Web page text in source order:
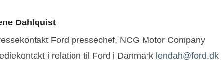
Dahlquist
Ford pressechef, NCG Motor Company
i relation til Ford i Danmark lendah@ford.dk